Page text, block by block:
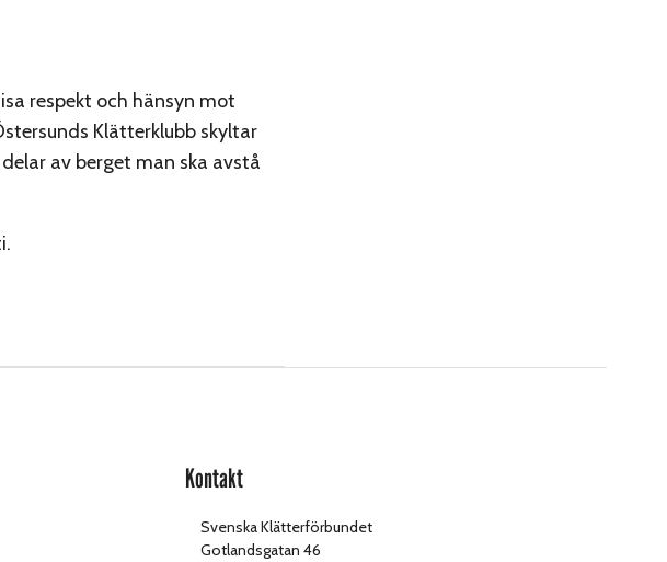
respekt och hänsyn mot
Klätterklubb skyltar
av berget man ska avstå
Kontakt
Svenska Klätterförbundet
Gotlandsgatan 46